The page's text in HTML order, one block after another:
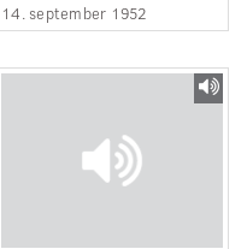
14. september 1952